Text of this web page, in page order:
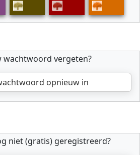
wachtwoord vergeten?
opnieuw in
niet (gratis) geregistreerd?